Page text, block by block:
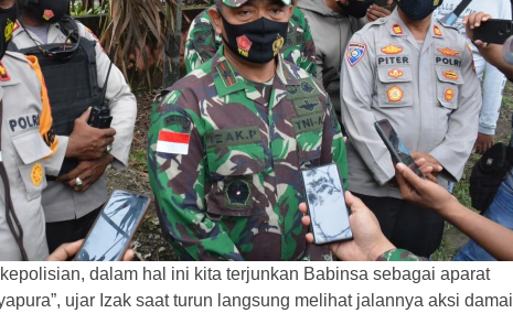
dalam hal ini kita terjunkan Babinsa sebagai aparat
ujar Izak saat turun langsung melihat jalannya aksi damai